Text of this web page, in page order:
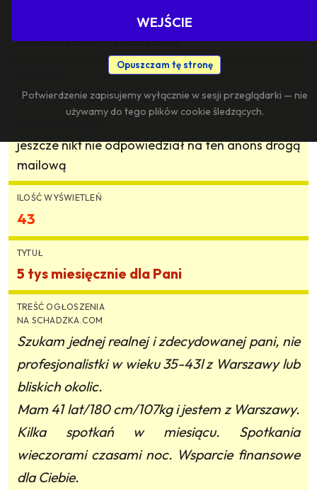
WEJŚCIE
Opuszczam tę stronę
Potwierdzenie zapisujemy wyłącznie w sesji przeglądarki — nie
używamy do tego plików cookie śledzących.
Mazowieckie— Warszawa
sponsor dla pani
jeszcze nikt nie odpowiedział na ten anons drogą
mailową
ILOŚĆ WYŚWIETLEŃ
43
TYTUŁ
5 tys miesięcznie dla Pani
TREŚĆ OGŁOSZENIA
NA SCHADZKA.COM
Szukam jednej realnej i zdecydowanej pani, nie
profesjonalistki w wieku 35-43l z Warszawy lub
bliskich okolic.
Mam 41 lat/180 cm/107kg i jestem z Warszawy.
Kilka spotkań w miesiącu. Spotkania
wieczorami czasami noc. Wsparcie finansowe
dla Ciebie.